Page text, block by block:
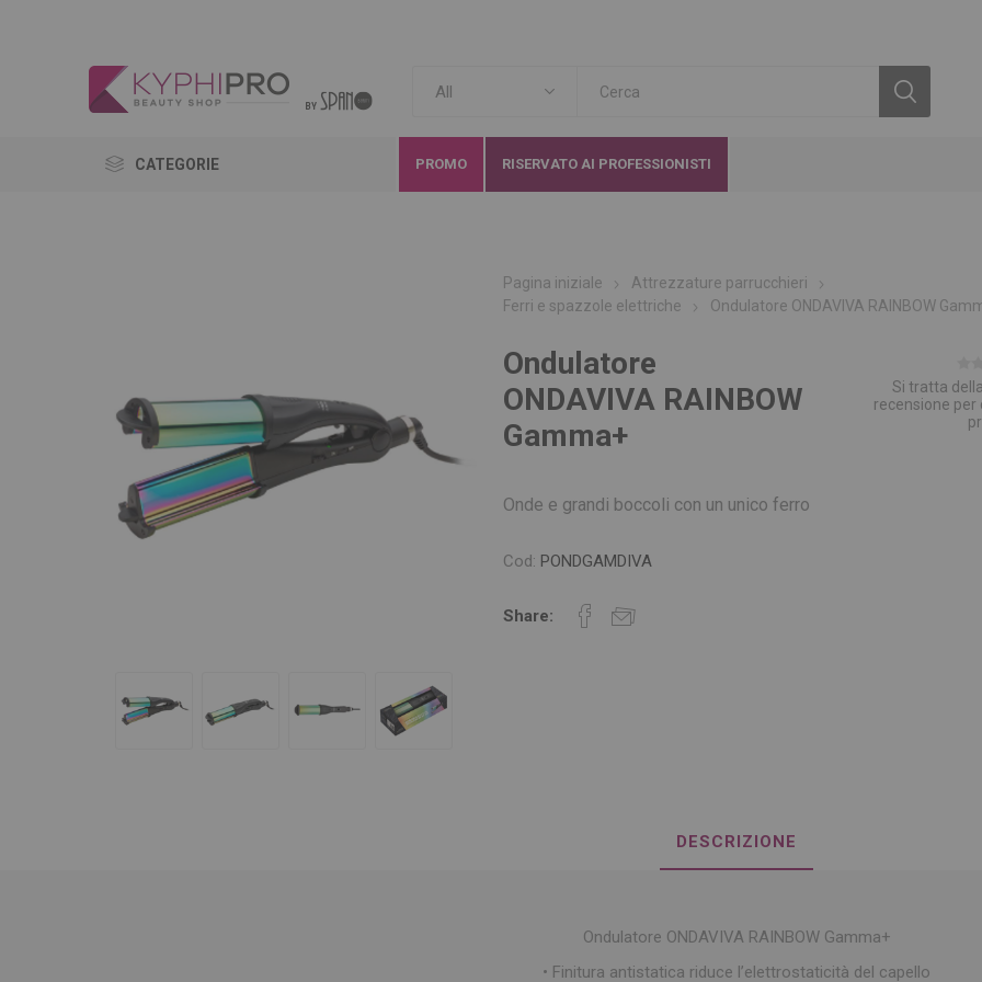
CATEGORIE PROMO RISERVATO AI PROFESSIONISTI
Pagina iniziale
Attrezzature parrucchieri
Ferri e spazzole elettriche
Ondulatore ONDAVIVA RAINBOW
Ondulatore
ONDAVIVA RAINBOW
Gamma+
Si tratta
recensione per
Onde e grandi boccoli con un unico ferro
Cod: PONDGAMDIVA
Share:
DESCRIZIONE
Ondulatore ONDAVIVA RAINBOW Gamma+
• Finitura antistatica riduce l’elettrostaticità del capello